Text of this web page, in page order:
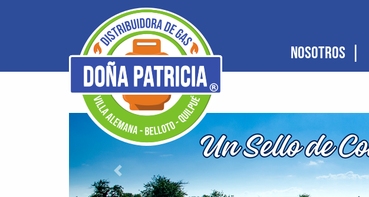
NOSOTROS
Previous